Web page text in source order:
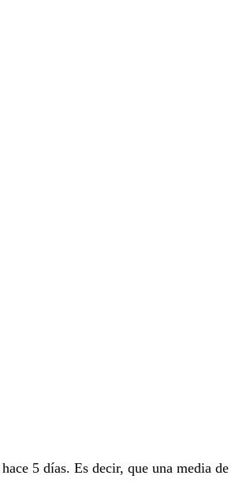
5 días. Es decir, que una media de